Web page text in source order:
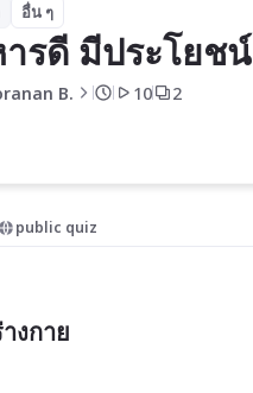
อื่น ๆ
รดี มีประโยชน์
B. 10 2
public quiz
งกาย